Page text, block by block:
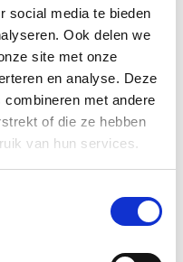
social media te bieden
Ook delen we
site met onze
en analyse. Deze
met andere
of die ze hebben
van hun services.
voor wie een duurzame,
gevel- of interieurplaat